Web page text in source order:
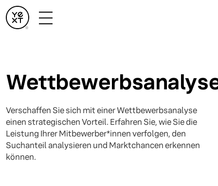
Verschaffen Sie sich mit einer Wettbewerbsanalyse
einen strategischen Vorteil. Erfahren Sie, wie Sie die
Leistung Ihrer Mitbewerber*innen verfolgen, den
Suchanteil analysieren und Marktchancen erkennen
können.